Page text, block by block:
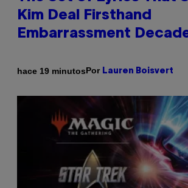
Kim Deal Firsthand
Embarrassment
hace 19 minutosPor Lauren Boisvert